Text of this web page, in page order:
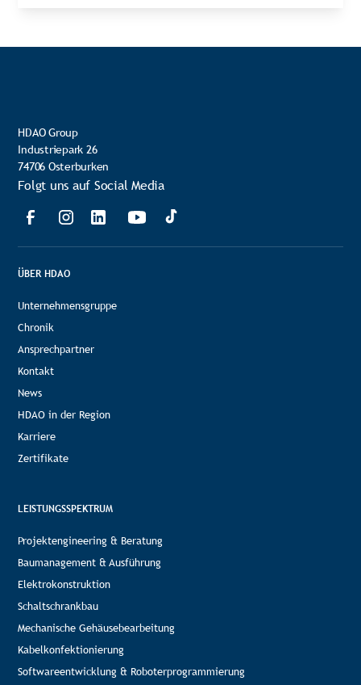
HDAO Group
Industriepark 26
74706 Osterburken
Folgt uns auf Social Media
ÜBER HDAO
Unternehmensgruppe
Chronik
Ansprechpartner
Kontakt
News
HDAO in der Region
Karriere
Zertifikate
LEISTUNGSSPEKTRUM
Projektengineering & Beratung
Baumanagement & Ausführung
Elektrokonstruktion
Schaltschrankbau
Mechanische Gehäusebearbeitung
Kabelkonfektionierung
Softwareentwicklung & Roboterprogrammierung